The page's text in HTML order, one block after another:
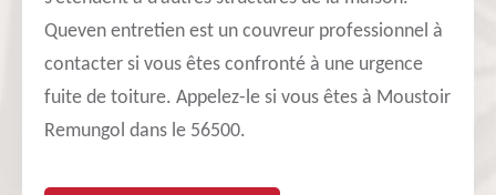
Queven entretien est un couvreur professionnel à
contacter si vous êtes confronté à une urgence
fuite de toiture. Appelez-le si vous êtes à Moustoir
Remungol dans le 56500.